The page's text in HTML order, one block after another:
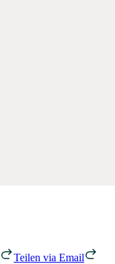
Teilen via Email